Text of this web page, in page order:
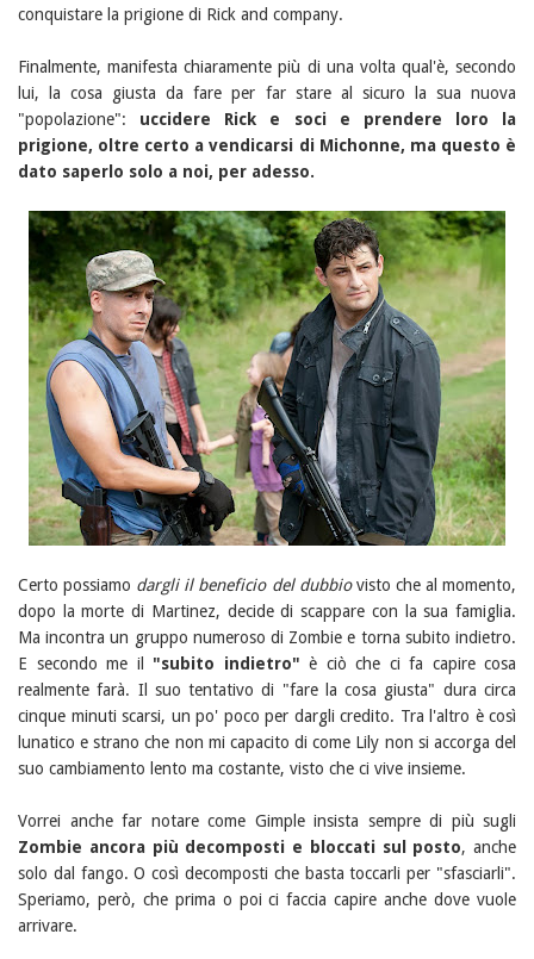
conquistare la prigione di Rick and company.
Finalmente, manifesta chiaramente più di una volta qual'è, secondo
lui, la cosa giusta da fare per far stare al sicuro la sua nuova
"popolazione": uccidere Rick e soci e prendere loro la
prigione, oltre certo a vendicarsi di Michonne, ma questo è
dato saperlo solo a noi, per adesso.
Certo possiamo dargli il beneficio del dubbiovisto che al momento,
dopo la morte di Martinez, decide di scappare con la sua famiglia.
Ma incontra un gruppo numeroso di Zombie e torna subito indietro.
E secondo me il "subito indietro" è ciò che ci fa capire cosa
realmente farà. Il suo tentativo di "fare la cosa giusta" dura circa
cinque minuti scarsi, un po' poco per dargli credito. Tra l'altro è così
lunatico e strano che non mi capacito di come Lily non si accorga del
suo cambiamento lento ma costante, visto che ci vive insieme.
Vorrei anche far notare come Gimple insista sempre di più sugli
Zombie ancora più decomposti e bloccati sul posto, anche
solo dal fango. O così decomposti che basta toccarli per "sfasciarli".
Speriamo, però, che prima o poi ci faccia capire anche dove vuole
arrivare.